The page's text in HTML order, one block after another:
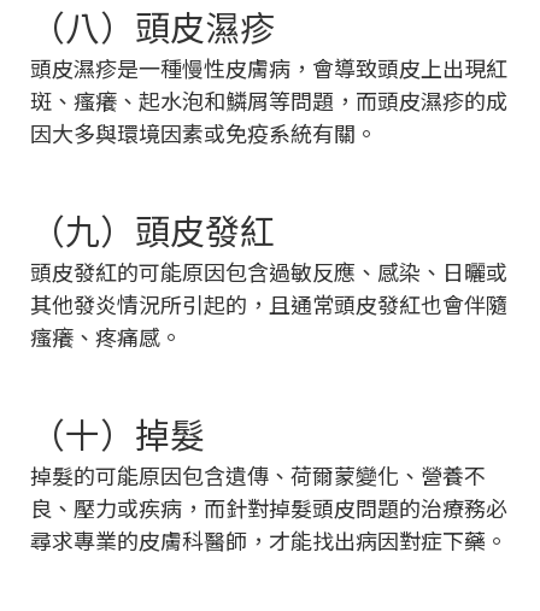
（八）頭皮濕疹
頭皮濕疹是一種慢性皮膚病，會導致頭皮上出現紅
斑、瘙癢、起水泡和鱗屑等問題，而頭皮濕疹的成
因大多與環境因素或免疫系統有關。
（九）頭皮發紅
頭皮發紅的可能原因包含過敏反應、感染、日曬或
其他發炎情況所引起的，且通常頭皮發紅也會伴隨
瘙癢、疼痛感。
（十）掉髮
掉髮的可能原因包含遺傳、荷爾蒙變化、營養不
良、壓力或疾病，而針對掉髮頭皮問題的治療務必
尋求專業的皮膚科醫師，才能找出病因對症下藥。